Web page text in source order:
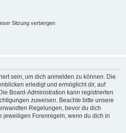
Sitzung verbergen
sein, um dich anmelden zu können. Die
erledigt und ermöglicht dir, auf
Board-Administration kann registrierten
zuweisen. Beachte bitte unsere
Regelungen, bevor du dich
jeweiligen Forenregeln, wenn du dich in